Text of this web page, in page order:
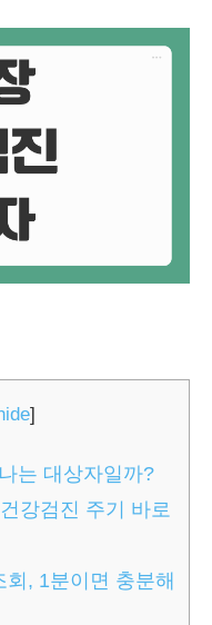
]
는 대상자일까?
강검진 주기 바로
, 1분이면 충분해